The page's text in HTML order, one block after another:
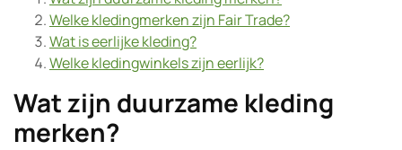
Welke kledingmerken zijn Fair Trade?
Wat is eerlijke kleding?
Welke kledingwinkels zijn eerlijk?
Wat zijn duurzame kleding
merken?